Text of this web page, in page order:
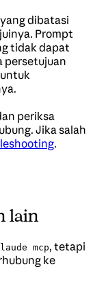
dibatasi
Prompt
tidak dapat
persetujuan
untuk
periksa
Jika salah
.
lain
mcp, tetapi
ke